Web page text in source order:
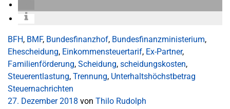
BFH, BMF, Bundesfinanzhof, Bundesfinanzministerium,
Ehescheidung, Einkommensteuertarif, Ex-Partner,
Familienförderung, Scheidung, scheidungskosten,
Steuerentlastung, Trennung, Unterhaltshöchstbetrag
Steuernachrichten
27. Dezember 2018 von Thilo Rudolph